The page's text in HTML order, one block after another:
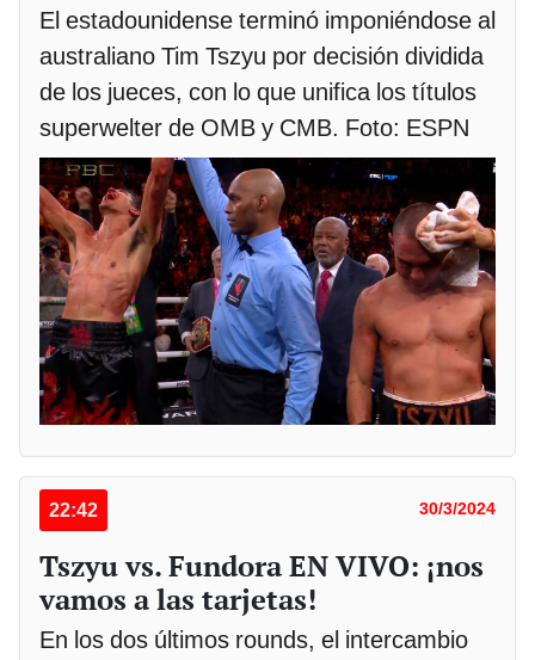
El estadounidense terminó imponiéndose al
australiano Tim Tszyu por decisión dividida
de los jueces, con lo que unifica los títulos
superwelter de OMB y CMB. Foto: ESPN
22:42 30/3/2024
Tszyu vs. Fundora EN VIVO: ¡nos
vamos a las tarjetas!
En los dos últimos rounds, el intercambio